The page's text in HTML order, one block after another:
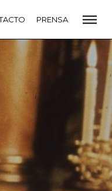
PRENSA
CONTACTO